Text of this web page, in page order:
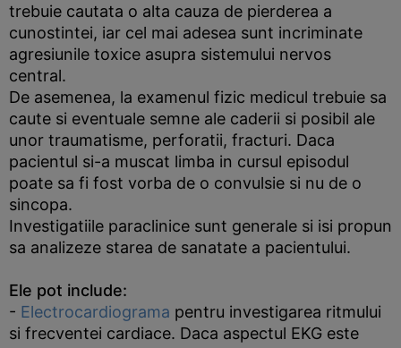
trebuie cautata o alta cauza de pierderea a
cunostintei, iar cel mai adesea sunt incriminate
agresiunile toxice asupra sistemului nervos
central.
De asemenea, la examenul fizic medicul trebuie sa
caute si eventuale semne ale caderii si posibil ale
unor traumatisme, perforatii, fracturi. Daca
pacientul si-a muscat limba in cursul episodul
poate sa fi fost vorba de o convulsie si nu de o
sincopa.
Investigatiile paraclinice sunt generale si isi propun
sa analizeze starea de sanatate a pacientului.
Ele pot include:
- Electrocardiograma pentru investigarea ritmului
si frecventei cardiace. Daca aspectul EKG este